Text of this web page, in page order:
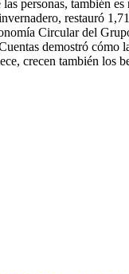
personas, también
restauró
Circular del
demostró cómo
crecen también los